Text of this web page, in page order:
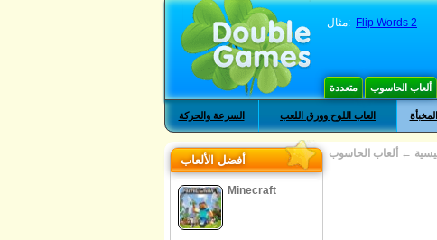
مثال: Flip Words 2
متعددة ألعاب الحاسوب
السرعة والحركة العاب اللوح وورق اللعب
أفضل الألعاب
Minecraft
← ألعاب الحاسوب